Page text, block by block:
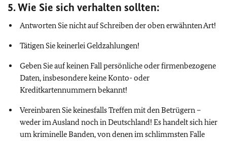
5. Wie Sie sich verhalten sollten:
Antworten Sie nicht auf Schreiben der oben erwähnten Art!
Tätigen Sie keinerlei Geldzahlungen!
Geben Sie auf keinen Fall persönliche oder firmenbezogene
Daten, insbesondere keine Konto- oder
Kreditkartennummern bekannt!
Vereinbaren Sie keinesfalls Treffen mit den Betrügern –
weder im Ausland noch in Deutschland! Es handelt sich hier
um kriminelle Banden, von denen im schlimmsten Falle